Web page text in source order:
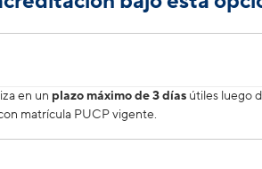
en un plazo máximo de 3 días útiles luego
matrícula PUCP vigente.